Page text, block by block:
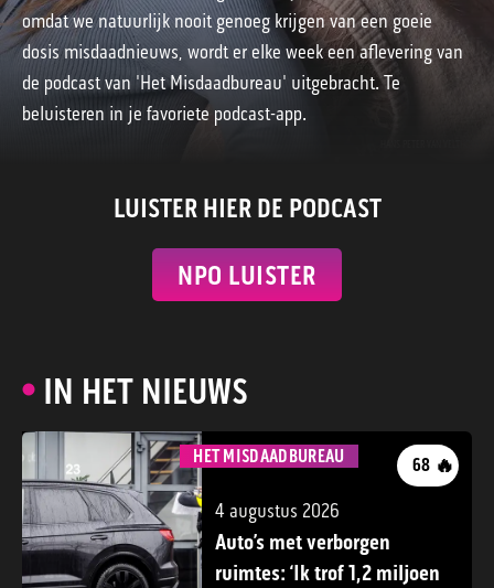
omdat we natuurlijk nooit genoeg krijgen van een goeie
dosis misdaadnieuws, wordt er elke week een aflevering van
de podcast van 'Het Misdaadbureau' uitgebracht. Te
beluisteren in je favoriete podcast-app.
LUISTER HIER DE PODCAST
NPO LUISTER
IN HET NIEUWS
HET MISDAADBUREAU 68 🔥
4 augustus 2026
Auto’s met verborgen
ruimtes: ‘Ik trof 1,2 miljoen